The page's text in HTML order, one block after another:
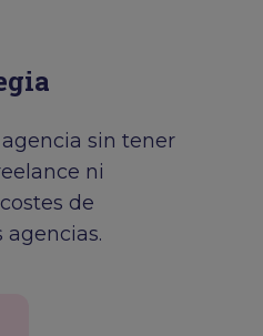
sin tener
ni
de
agencias.